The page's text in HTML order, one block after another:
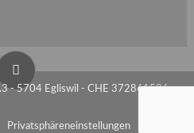
- 5704 Egliswil - CHE 372861586
Privatsphäreneinstellungen